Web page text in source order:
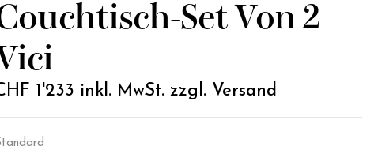
Set Von 2
1'233 inkl. MwSt. zzgl. Versand